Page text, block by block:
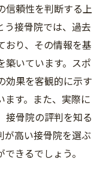
信頼性を判断する上
う接骨院では、過去
おり、その情報を基
築いています。スポ
効果を客観的に示す
ます。また、実際に
接骨院の評判を知る
が高い接骨院を選ぶ
きるでしょう。